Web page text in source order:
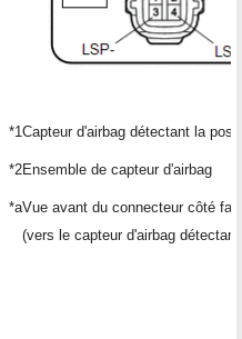
*1Capteur d'airbag détectant la
*2Ensemble de capteur d'airbag
*aVue avant du connecteur côté
(vers le capteur d'airbag